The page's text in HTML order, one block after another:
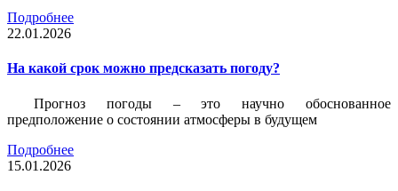
Подробнее
22.01.2026
На какой срок можно предсказать погоду?
Прогноз погоды – это научно обоснованное
предположение о состоянии атмосферы в будущем
Подробнее
15.01.2026